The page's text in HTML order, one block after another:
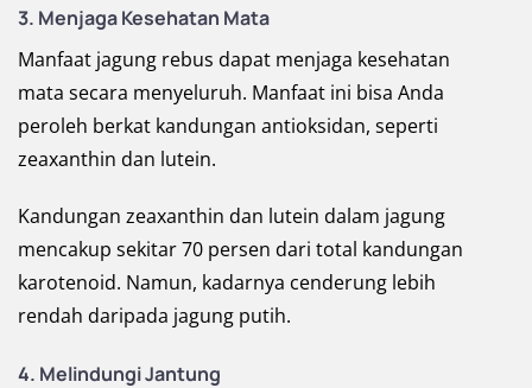
3. Menjaga Kesehatan Mata
Manfaat jagung rebus dapat menjaga kesehatan
mata secara menyeluruh. Manfaat ini bisa Anda
peroleh berkat kandungan antioksidan, seperti
zeaxanthin dan lutein.
Kandungan zeaxanthin dan lutein dalam jagung
mencakup sekitar 70 persen dari total kandungan
karotenoid. Namun, kadarnya cenderung lebih
rendah daripada jagung putih.
4. Melindungi Jantung